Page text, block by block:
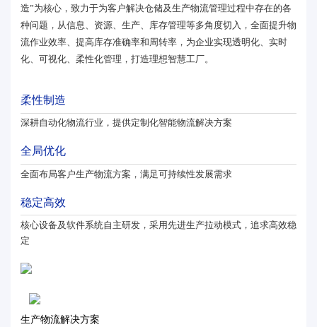
造”为核心，致力于为客户解决仓储及生产物流管理过程中存在的各
种问题，从信息、资源、生产、库存管理等多角度切入，全面提升物
流作业效率、提高库存准确率和周转率，为企业实现透明化、实时
化、可视化、柔性化管理，打造理想智慧工厂。
柔性制造
深耕自动化物流行业，提供定制化智能物流解决方案
全局优化
全面布局客户生产物流方案，满足可持续性发展需求
稳定高效
核心设备及软件系统自主研发，采用先进生产拉动模式，追求高效稳
定
生产物流解决方案